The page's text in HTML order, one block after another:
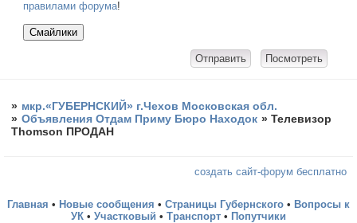
правилами форума!
» мкр.«ГУБЕРНСКИЙ» г.Чехов Московская обл.
» Объявления Отдам Приму Бюро Находок »Телевизор
Thomson ПРОДАН
создать сайт-форум бесплатно
Главная • Новые сообщения • Страницы Губернского • Вопросы к
УК • Участковый • Транспорт • Попутчики